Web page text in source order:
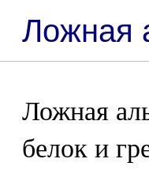
Ложная
Ложная
белок и